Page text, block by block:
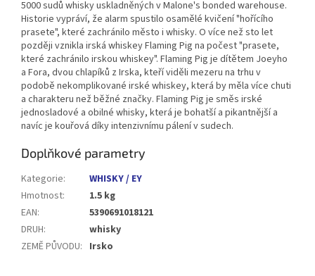
5000 sudů whisky uskladněných v Malone's bonded warehouse.
Historie vypráví, že alarm spustilo osamělé kvičení "hořícího
prasete", které zachránilo město i whisky. O více než sto let
později vznikla irská whiskey Flaming Pig na počest "prasete,
které zachránilo irskou whiskey". Flaming Pig je dítětem Joeyho
a Fora, dvou chlapíků z Irska, kteří viděli mezeru na trhu v
podobě nekomplikované irské whiskey, která by měla více chuti
a charakteru než běžné značky. Flaming Pig je směs irské
jednosladové a obilné whisky, která je bohatší a pikantnější a
navíc je kouřová díky intenzivnímu pálení v sudech.
Doplňkové parametry
Kategorie:
WHISKY / EY
Hmotnost:
1.5 kg
EAN:
5390691018121
DRUH:
whisky
ZEMĚ PŮVODU: Irsko